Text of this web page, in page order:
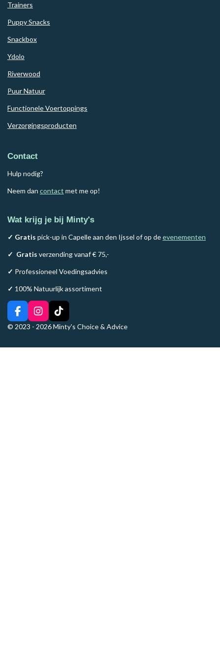
Trainers
Puppy Snacks
Snackbox
Ydolo
Riverwood
Puur Natuur
Functionele Voertoppings
Verzorgingsproducten
Contact
Hulp nodig?
Neem dan contact met me op!
Wat krijg je bij Minty's
✓ Gratis pick-up in Capelle aan den Ijssel of op deevenementen
✓ Gratis verzending vanaf € 75,-
✓ Professioneel Voedingsadvies
✓ 100% Natuurlijk assortiment
F
a
I
n
T
i
© 2023 - 2026 Minty's Choice & Advice